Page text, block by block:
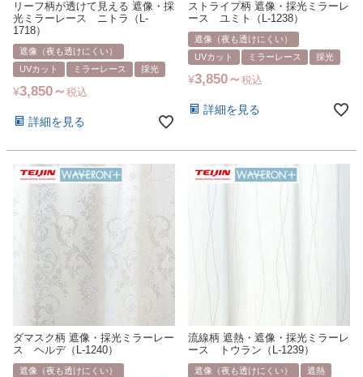
リーフ柄が透けて見える 遮像・採
光ミラーレース ニトラ（L-
1718）
遮像（夜も透けにくい）
UVカット
ミラーレース 採光
¥3,850 税込
詳細を見る
ストライプ柄 遮像・採光ミラーレ
ース ユミト（L-1238）
遮像（夜も透けにくい）
UVカット
ミラーレース 採光
¥3,850 税込
詳細を見る
ダマスク柄 遮像・採光ミラーレー
ス ヘルデ（L-1240）
遮像（夜も透けにくい）
流線柄 遮熱・遮像・採光ミラーレ
ース トウラン（L-1239）
遮像（夜も透けにくい）
遮熱